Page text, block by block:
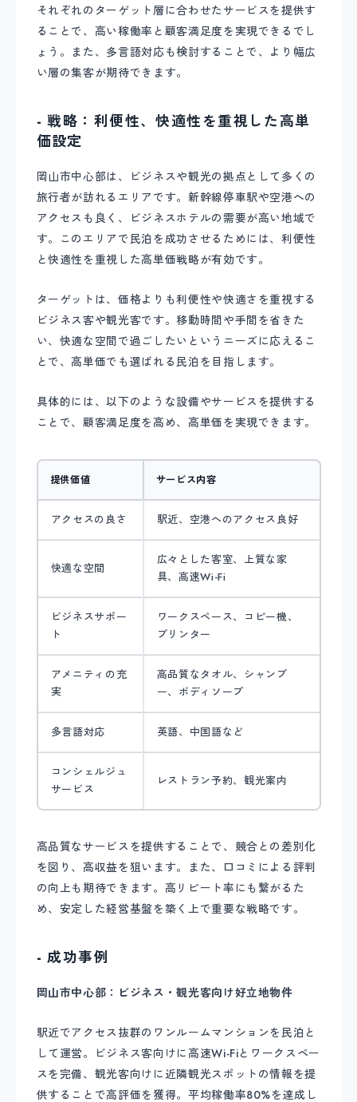
それぞれのターゲット層に合わせたサービスを提供す
ることで、高い稼働率と顧客満足度を実現できるでし
ょう。また、多言語対応も検討することで、より幅広
い層の集客が期待できます。
- 戦略：利便性、快適性を重視した高単
価設定
岡山市中心部は、ビジネスや観光の拠点として多くの
旅行者が訪れるエリアです。新幹線停車駅や空港への
アクセスも良く、ビジネスホテルの需要が高い地域で
す。このエリアで民泊を成功させるためには、利便性
と快適性を重視した高単価戦略が有効です。
ターゲットは、価格よりも利便性や快適さを重視する
ビジネス客や観光客です。移動時間や手間を省きた
い、快適な空間で過ごしたいというニーズに応えるこ
とで、高単価でも選ばれる民泊を目指します。
具体的には、以下のような設備やサービスを提供する
ことで、顧客満足度を高め、高単価を実現できます。
提供価値 サービス内容
アクセスの良さ 駅近、空港へのアクセス良好
快適な空間
広々とした客室、上質な家
具、高速Wi-Fi
ビジネスサポー
ト
ワークスペース、コピー機、
プリンター
アメニティの充
実
高品質なタオル、シャンプ
ー、ボディソープ
多言語対応 英語、中国語など
コンシェルジュ
サービス
レストラン予約、観光案内
高品質なサービスを提供することで、競合との差別化
を図り、高収益を狙います。また、口コミによる評判
の向上も期待できます。高リピート率にも繋がるた
め、安定した経営基盤を築く上で重要な戦略です。
- 成功事例
岡山市中心部：ビジネス・観光客向け好立地物件
駅近でアクセス抜群のワンルームマンションを民泊と
して運営。ビジネス客向けに高速Wi-Fiとワークスペー
スを完備、観光客向けに近隣観光スポットの情報を提
供することで高評価を獲得。平均稼働率80%を達成し